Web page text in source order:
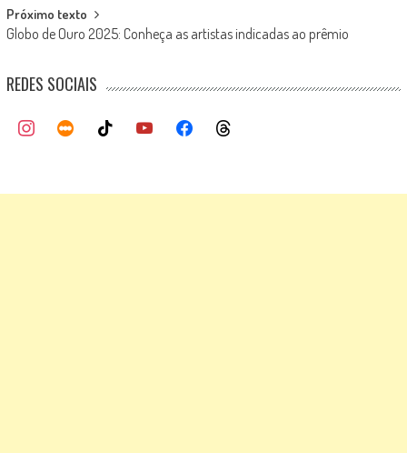
Próximo texto
Globo de Ouro 2025: Conheça as artistas indicadas ao prêmio
REDES SOCIAIS